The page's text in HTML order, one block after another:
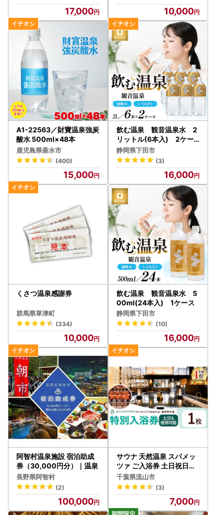
17,000 10,000
A1-22563／財寶温泉強炭
酸水 500ml×48本
鹿児島県垂水市
(400)
15,000
飲む温泉 観音温泉水 2
リットル(6本入) 2ケー
ス
静岡県下田市
(3)
16,000
くさつ温泉感謝券
群馬県草津町
(334)
10,000
飲む温泉 観音温泉水 5
00ml(24本入) 1ケース
静岡県下田市
(10)
16,000
阿智村温泉施設 宿泊助成
券（30,000円分）｜温泉
長野県阿智村
(2)
100,000
サウナ 天然温泉 スパメッ
ツァ ご入浴券 土日祝日も
使用可能 1枚 | 温泉
千葉県流山市
(3)
7,000